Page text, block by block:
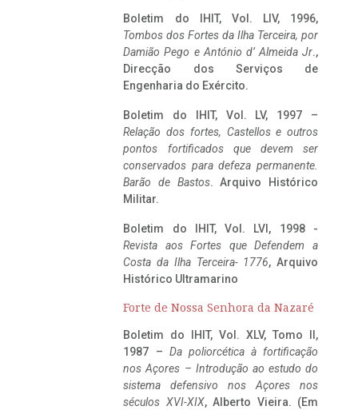
Boletim do IHIT, Vol. LIV, 1996,
Tombos dos Fortes da Ilha Terceira, por
Damião Pego e António d’ Almeida Jr.,
Direcção dos Serviços de
Engenharia do Exército.
Boletim do IHIT, Vol. LV, 1997 –
Relação dos fortes, Castellos e outros
pontos fortificados que devem ser
conservados para defeza permanente.
Barão de Bastos. Arquivo Histórico
Militar.
Boletim do IHIT, Vol. LVI, 1998 -
Revista aos Fortes que Defendem a
Costa da Ilha Terceira- 1776, Arquivo
Histórico Ultramarino
Forte de Nossa Senhora da Nazaré
Boletim do IHIT, Vol. XLV, Tomo II,
1987 – Da poliorcética à fortificação
nos Açores – Introdução ao estudo do
sistema defensivo nos Açores nos
séculos XVI-XIX, Alberto Vieira. (Em